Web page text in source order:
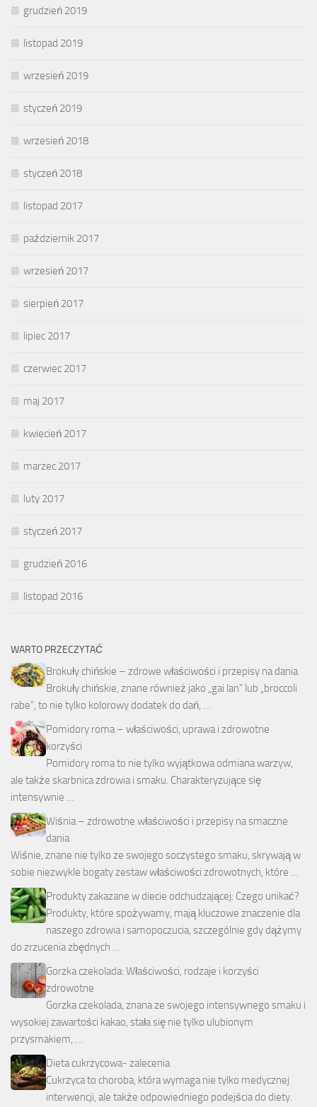
grudzień 2019
listopad 2019
wrzesień 2019
styczeń 2019
wrzesień 2018
styczeń 2018
listopad 2017
październik 2017
wrzesień 2017
sierpień 2017
lipiec 2017
czerwiec 2017
maj 2017
kwiecień 2017
marzec 2017
luty 2017
styczeń 2017
grudzień 2016
listopad 2016
WARTO PRZECZYTAĆ
Brokuły chińskie – zdrowe właściwości i przepisy na dania
Brokuły chińskie, znane również jako „gai lan” lub „broccoli
rabe”, to nie tylko kolorowy dodatek do dań, …
Pomidory roma – właściwości, uprawa i zdrowotne
korzyści
Pomidory roma to nie tylko wyjątkowa odmiana warzyw,
ale także skarbnica zdrowia i smaku. Charakteryzujące się
intensywnie …
Wiśnia – zdrowotne właściwości i przepisy na smaczne
dania
Wiśnie, znane nie tylko ze swojego soczystego smaku, skrywają w
sobie niezwykle bogaty zestaw właściwości zdrowotnych, które …
Produkty zakazane w diecie odchudzającej: Czego unikać?
Produkty, które spożywamy, mają kluczowe znaczenie dla
naszego zdrowia i samopoczucia, szczególnie gdy dążymy
do zrzucenia zbędnych …
Gorzka czekolada: Właściwości, rodzaje i korzyści
zdrowotne
Gorzka czekolada, znana ze swojego intensywnego smaku i
wysokiej zawartości kakao, stała się nie tylko ulubionym
przysmakiem, …
Dieta cukrzycowa- zalecenia
Cukrzyca to choroba, która wymaga nie tylko medycznej
interwencji, ale także odpowiedniego podejścia do diety.